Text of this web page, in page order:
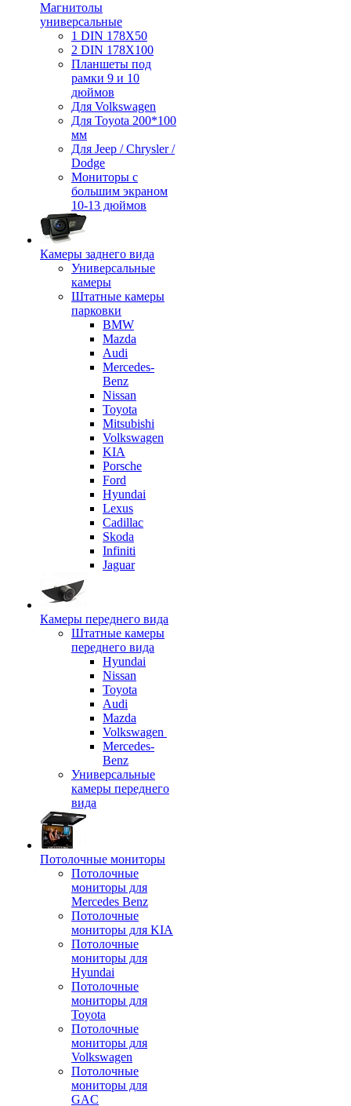
Магнитолы
универсальные
1 DIN 178X50
2 DIN 178X100
Планшеты под
рамки 9 и 10
дюймов
Для Volkswagen
Для Toyota 200*100
мм
Для Jeep / Chrysler /
Dodge
Мониторы с
большим экраном
10-13 дюймов
Камеры заднего вида
Универсальные
камеры
Штатные камеры
парковки
BMW
Mazda
Audi
Mercedes-
Benz
Nissan
Toyota
Mitsubishi
Volkswagen
KIA
Porsche
Ford
Hyundai
Lexus
Cadillac
Skoda
Infiniti
Jaguar
Камеры переднего вида
Штатные камеры
переднего вида
Hyundai
Nissan
Toyota
Audi
Mazda
Volkswagen
Mercedes-
Benz
Универсальные
камеры переднего
вида
Потолочные мониторы
Потолочные
мониторы для
Mercedes Benz
Потолочные
мониторы для KIA
Потолочные
мониторы для
Hyundai
Потолочные
мониторы для
Toyota
Потолочные
мониторы для
Volkswagen
Потолочные
мониторы для
GAC